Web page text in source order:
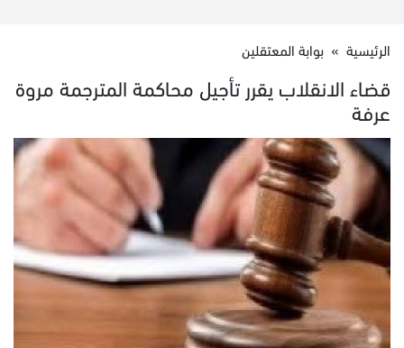
الرئيسية » بوابة المعتقلين
قضاء الانقلاب يقرر تأجيل محاكمة المترجمة مروة
عرفة